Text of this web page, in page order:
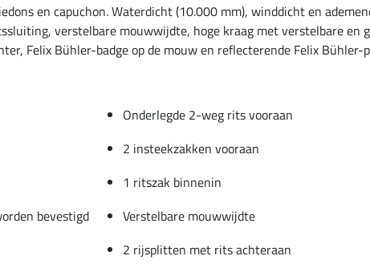
en capuchon. Waterdicht (10.000 mm), winddicht en
verstelbare mouwwijdte, hoge kraag met verstelbare en
Felix Bühler-badge op de mouw en reflecterende Felix Bühler-
Onderlegde 2-weg rits vooraan
2 insteekzakken vooraan
1 ritszak binnenin
bevestigd
Verstelbare mouwwijdte
2 rijsplitten met rits achteraan